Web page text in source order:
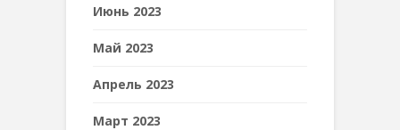
Июнь 2023
Май 2023
Апрель 2023
Март 2023